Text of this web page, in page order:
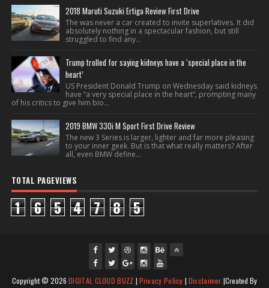
2018 Maruti Suzuki Ertiga Review First Drive
The was never a car created to invite superlatives. It did
absolutely nothing in a spectacular fashion, but still
struggled to find any...
Trump trolled for saying kidneys have a ‘special place in the
heart’
US President Donald Trump on Wednesday said kidneys
have “a very special place in the heart”, prompting many
of his critics to give him bio...
2019 BMW 330i M Sport First Drive Review
The new 3 Series is larger, lighter and far more pleasing
to your inner geek. But is that what really matters? After
all, even BMW define...
TOTAL PAGEVIEWS
1 6 5 4 7 8 5
fac twi
gpl ins
you
Copyright ©2026DIGITAL CLOUD BUZZ | Privacy Policy | Disclaimer |Created By